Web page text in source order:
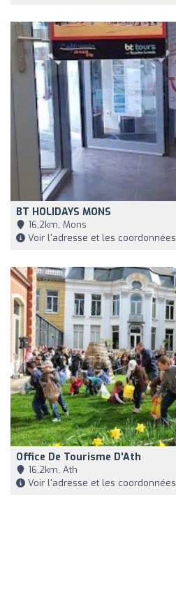
BT HOLIDAYS MONS
16,2km, Mons
Voir l'adresse et les coordonnées
Office De Tourisme D'Ath
16,2km, Ath
Voir l'adresse et les coordonnées